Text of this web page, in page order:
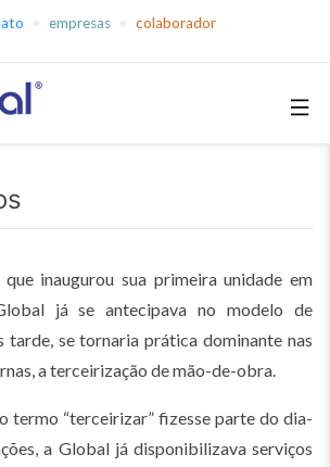
empresas colaborador
inaugurou sua primeira unidade em
já se antecipava no modelo de
tarde, se tornaria prática dominante nas
a terceirização de mão-de-obra.
termo “terceirizar” fizesse parte do dia-
a Global já disponibilizava serviços